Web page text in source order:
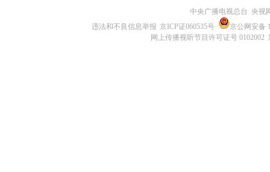
中央广播电视总台 央视
违法和不良信息举报 京ICP证060535号
京公网安备
网上传播视听节目许可证号 0102002